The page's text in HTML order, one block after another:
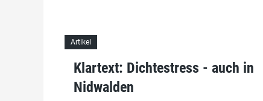
Artikel
Klartext: Dichtestress - auch in
Nidwalden